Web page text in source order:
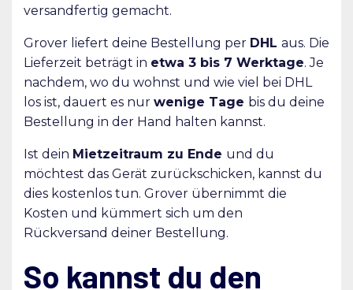
versandfertig gemacht.
Grover liefert deine Bestellung per DHL aus. Die
Lieferzeit beträgt in etwa 3 bis 7 Werktage. Je
nachdem, wo du wohnst und wie viel bei DHL
los ist, dauert es nur wenige Tage bis du deine
Bestellung in der Hand halten kannst.
Ist dein Mietzeitraum zu Ende und du
möchtest das Gerät zurückschicken, kannst du
dies kostenlos tun. Grover übernimmt die
Kosten und kümmert sich um den
Rückversand deiner Bestellung.
So kannst du den